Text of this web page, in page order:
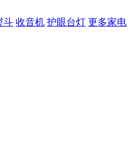
斗 收音机 护眼台灯 更多家电